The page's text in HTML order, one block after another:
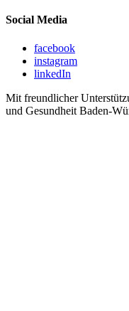
Social Media
facebook
instagram
linkedIn
Mit freundlicher
und Gesundheit Baden-